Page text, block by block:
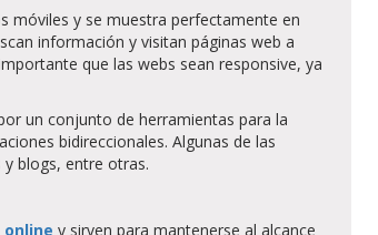
móviles y se muestra perfectamente en
información y visitan páginas web a
que las webs sean responsive, ya
un conjunto de herramientas para la
bidireccionales. Algunas de las
y blogs, entre otras.
y sirven para mantenerse al alcance